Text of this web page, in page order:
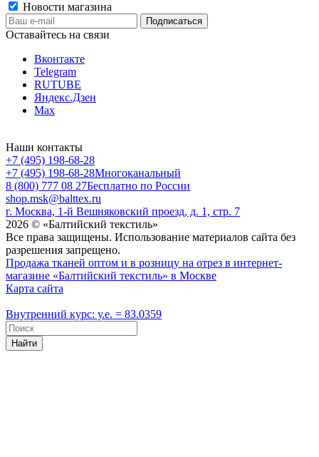
Новости магазина
Оставайтесь на связи
Вконтакте
Telegram
RUTUBE
Яндекс.Дзен
Max
Наши контакты
+7 (495) 198-68-28
+7 (495) 198-68-28Многоканальный
8 (800) 777 08 27Бесплатно по России
shop.msk@balttex.ru
г. Москва, 1-й Вешняковский проезд, д. 1, стр. 7
2026 © «Балтийский текстиль»
Все права защищены. Использование материалов сайта без
разрешения запрещено.
Продажа тканей оптом и в розницу на отрез в интернет-
магазине «Балтийский текстиль» в Москве
Карта сайта
Внутренний курс: у.е. = 83.0359
Найти